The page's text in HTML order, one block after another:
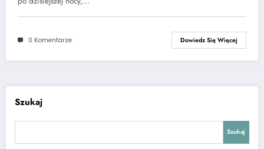
0 Komentarze Dowiedz Się Więcej
Szukaj
Szukaj